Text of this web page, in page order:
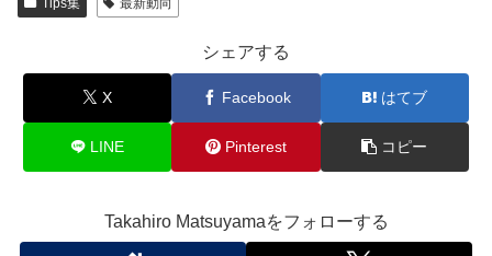
Tips集 最新動向
シェアする
X Facebook はてブ
LINE Pinterest コピー
Takahiro Matsuyamaをフォローする